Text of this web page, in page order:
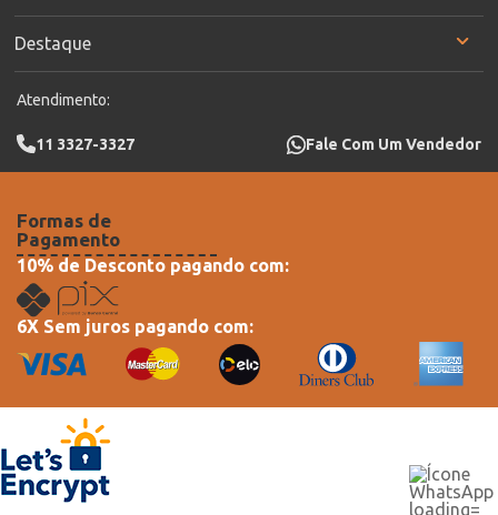
Destaque
Atendimento:
11 3327-3327 Fale Com Um Vendedor
Formas de
Pagamento
10% de Desconto pagando com:
6X Sem juros pagando com: